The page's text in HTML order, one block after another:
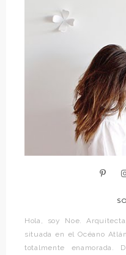
Hola, soy Noe.
situada en el Océano
totalmente enamorada.